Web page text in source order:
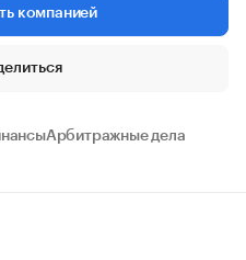
компанией
Арбитражные дела